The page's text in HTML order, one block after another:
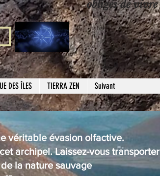
obligés de vivre
DES ÎLES TIERRA ZEN Suivant
véritable évasion olfactive.
archipel. Laissez-vous transporter
la nature sauvage